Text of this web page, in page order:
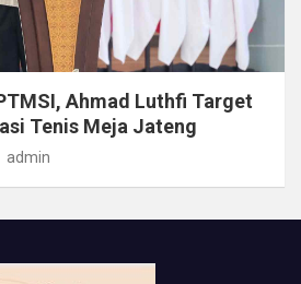
Ahmad Luthfi Target
Tenis Meja Jateng
admin